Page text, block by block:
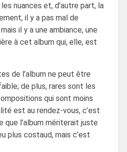
nuances et, d’autre part, la
il y a pas mal de
il y a une ambiance, une
à cet album qui, elle, est
de l’album ne peut être
de plus, rares sont les
qui sont moins
est au rendez-vous, c’est
l’album mériterait juste
plus costaud, mais c’est